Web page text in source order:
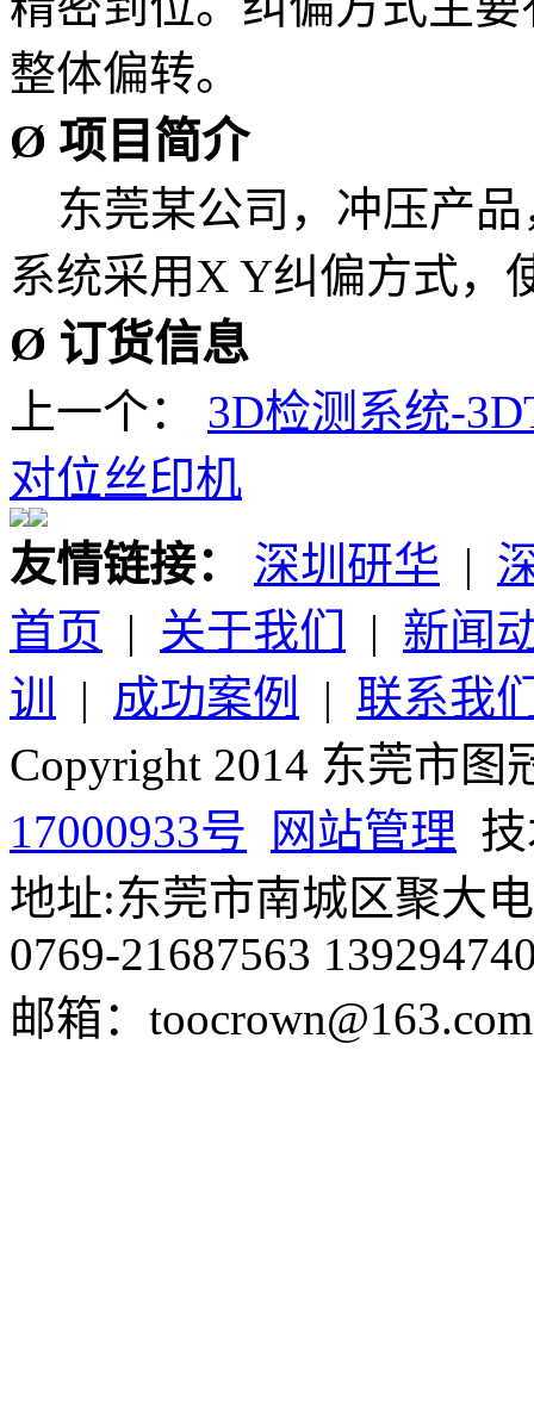
整体偏转。
Ø 项目简介
东莞某公司，冲压产品
系统采用X Y纠偏方式，
Ø 订货信息
上一个： 3D检测系统-
对位丝印机
友情链接：
深圳研华 |
首页 | 关于我们 | 新闻
训
| 成功案例 | 联系我
Copyright 2014 东莞市
17000933号
网站管理
地址:东莞市南城区聚大
0769-21687563
邮箱：